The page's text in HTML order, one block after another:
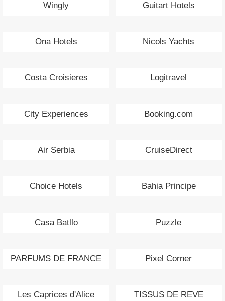
Wingly Guitart Hotels
Ona Hotels Nicols Yachts
Costa Croisieres Logitravel
City Experiences Booking.com
Air Serbia CruiseDirect
Choice Hotels Bahia Principe
Casa Batllo Puzzle
PARFUMS DE FRANCE Pixel Corner
Les Caprices d'Alice TISSUS DE REVE